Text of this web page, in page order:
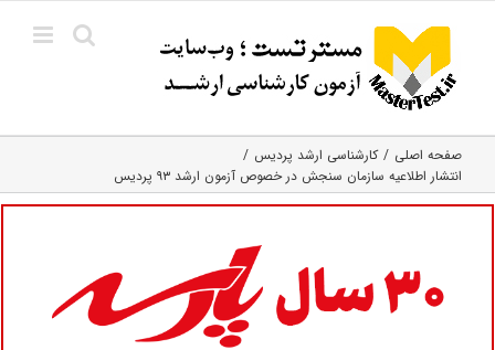
content
صفحه اصلی
کارشناسی ارشد پردیس
انتشار اطلاعیه سازمان سنجش در خصوص آزمون ارشد ۹۳ پردیس